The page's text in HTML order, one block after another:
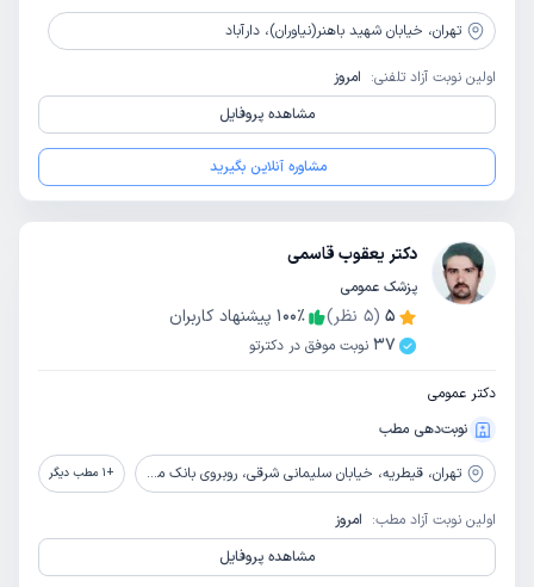
تهران، خیابان شهید باهنر(نیاوران)، دارآباد
اولین نوبت آزاد تلفنی: امروز
مشاهده پروفایل
مشاوره آنلاین بگیرید
دکتر یعقوب قاسمی
پزشک عمومی
5
(
5 نظر) 100٪
پیشنهاد کاربران
37 نوبت موفق در دکترتو
دکتر عمومی
نوبت‌دهی مطب
تهران، قیطریه، خیابان سلیمانی شرقی، روبروی بانک ملت، پلاک 25 +
1 مطب دیگر
اولین نوبت آزاد مطب: امروز
مشاهده پروفایل